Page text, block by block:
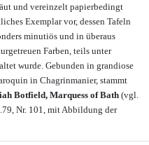
und vereinzelt papierbedingt
Exemplar vor, dessen Tafeln
minutiös und in überaus
Farben, teils unter
wurde. Gebunden in grandiose
in Chagrinmanier, stammt
Botfield, Marquess of Bath (vgl.
Nr. 101, mit Abbildung der